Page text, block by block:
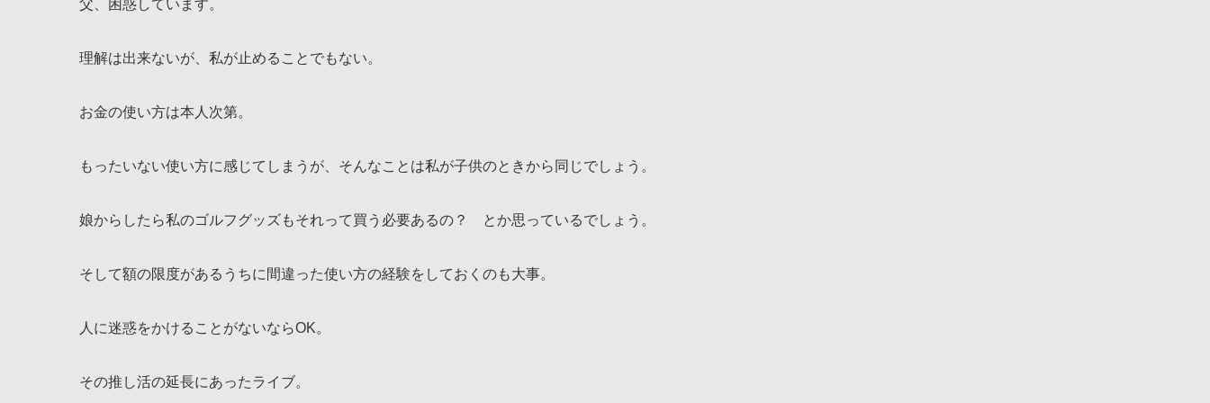
父、困惑しています。
理解は出来ないが、私が止めることでもない。
お金の使い方は本人次第。
もったいない使い方に感じてしまうが、そんなことは私が子供のときから同じでしょう。
娘からしたら私のゴルフグッズもそれって買う必要あるの？ とか思っているでしょう。
そして額の限度があるうちに間違った使い方の経験をしておくのも大事。
人に迷惑をかけることがないならOK。
その推し活の延長にあったライブ。